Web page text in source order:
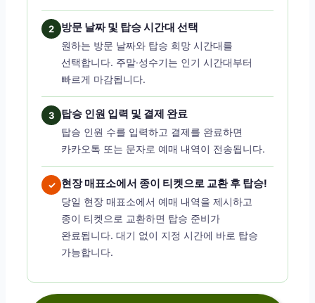
2 방문 날짜 및 탑승 시간대 선택
원하는 방문 날짜와 탑승 희망 시간대를
선택합니다. 주말·성수기는 인기 시간대부터
빠르게 마감됩니다.
3 탑승 인원 입력 및 결제 완료
탑승 인원 수를 입력하고 결제를 완료하면
카카오톡 또는 문자로 예매 내역이 전송됩니다.
✓ 현장 매표소에서 종이 티켓으로 교환 후 탑승!
당일 현장 매표소에서 예매 내역을 제시하고
종이 티켓으로 교환하면 탑승 준비가
완료됩니다. 대기 없이 지정 시간에 바로 탑승
가능합니다.